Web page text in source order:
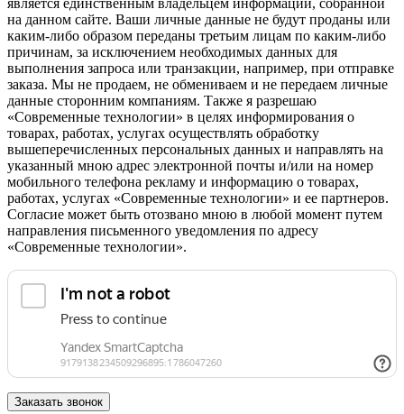
является единственным владельцем информации, собранной
на данном сайте. Ваши личные данные не будут проданы или
каким-либо образом переданы третьим лицам по каким-либо
причинам, за исключением необходимых данных для
выполнения запроса или транзакции, например, при отправке
заказа. Мы не продаем, не обмениваем и не передаем личные
данные сторонним компаниям. Также я разрешаю
«Современные технологии» в целях информирования о
товарах, работах, услугах осуществлять обработку
вышеперечисленных персональных данных и направлять на
указанный мною адрес электронной почты и/или на номер
мобильного телефона рекламу и информацию о товарах,
работах, услугах «Современные технологии» и ее партнеров.
Согласие может быть отозвано мною в любой момент путем
направления письменного уведомления по адресу
«Современные технологии».